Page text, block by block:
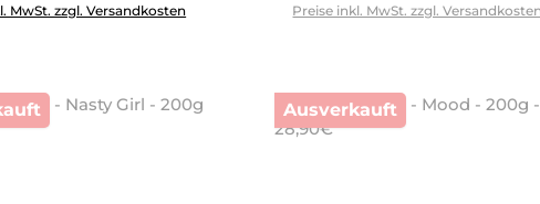
MwSt. zzgl. Versandkosten Preise inkl. MwSt. zzgl. Versandkosten
Ausverkauft